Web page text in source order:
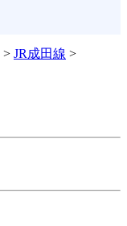
> JR成田線 >